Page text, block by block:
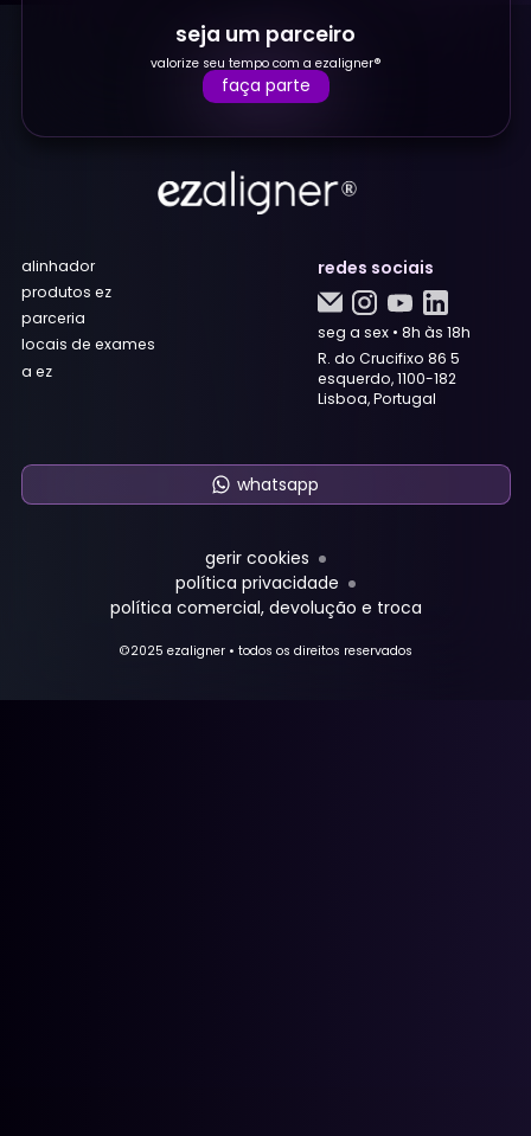
seja um parceiro
valorize seu tempo com a ezaligner®
faça parte
alinhador
produtos ez
parceria
locais de exames
a ez
redes sociais
seg a sex • 8h às 18h
R. do Crucifixo 86 5
esquerdo, 1100-182
Lisboa, Portugal
whatsapp
gerir cookies
política privacidade
política comercial, devolução e troca
©2025 ezaligner • todos os direitos reservados